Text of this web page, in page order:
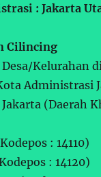
: Jakarta
Cilincing
Kelurahan
Administrasi
(Daerah
: 14110)
: 14120)